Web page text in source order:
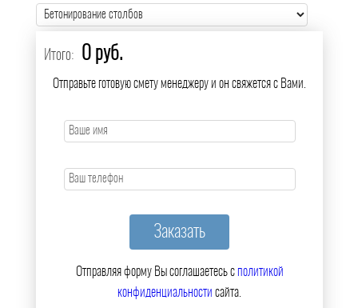
Итого: 0 руб.
Отправьте готовую смету менеджеру и он свяжется с Вами.
Отправляя форму Вы соглашаетесь сполитикой
конфиденциальности сайта.